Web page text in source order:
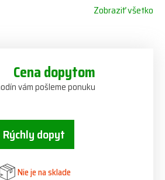
Zobraziť všetko
Cena dopytom
vám pošleme ponuku
Rýchly dopyt
Nie je na sklade